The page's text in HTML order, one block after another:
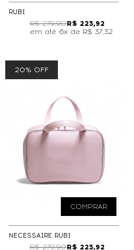
RUBI
R$ 279,90R$ 223,92
6x de R$ 37,32
20% OFF
COMPRAR
NECESSAIRE RUBI
R$ 279,90R$ 223,92